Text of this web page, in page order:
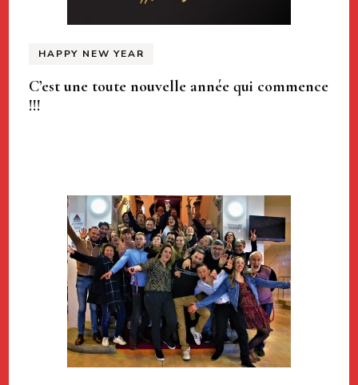
HAPPY NEW YEAR
C’est une toute nouvelle année qui commence
!!!